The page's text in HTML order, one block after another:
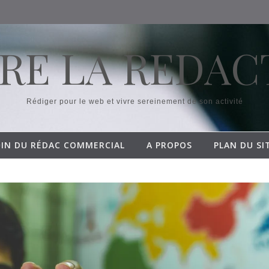
LA
Rédiger pour le web et vivre sereinement de son activité
DU RÉDAC COMMERCIAL A PROPOS PLAN DU